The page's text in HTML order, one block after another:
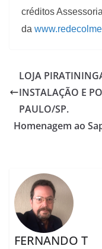
créditos
da
LOJA
INSTALAÇÃO E
PAULO/SP.
Homenagem ao
FERNANDO T